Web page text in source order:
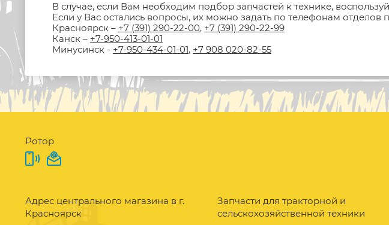
В случае, если Вам необходим подбор запчастей к технике,
Если у Вас остались вопросы, их можно задать по телефонам отделов
Красноярск – +7 (391) 290-22-00, +7 (391) 290-22-99
Канск – +7-950-413-01-01
Минусинск - +7-950-434-01-01, +7 908 020-82-55
Ротор
Адрес центрального магазина в г.
Красноярск
Запчасти для тракторной и
сельскохозяйственной техники